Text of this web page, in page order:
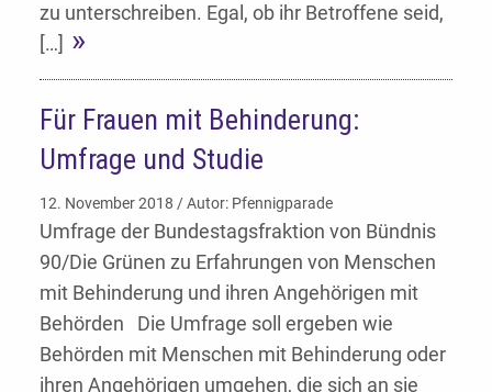
zu unterschreiben. Egal, ob ihr Betroffene seid,
[…]
Für Frauen mit Behinderung:
Umfrage und Studie
12. November 2018 / Autor: Pfennigparade
Umfrage der Bundestagsfraktion von Bündnis
90/Die Grünen zu Erfahrungen von Menschen
mit Behinderung und ihren Angehörigen mit
Behörden Die Umfrage soll ergeben wie
Behörden mit Menschen mit Behinderung oder
ihren Angehörigen umgehen, die sich an sie